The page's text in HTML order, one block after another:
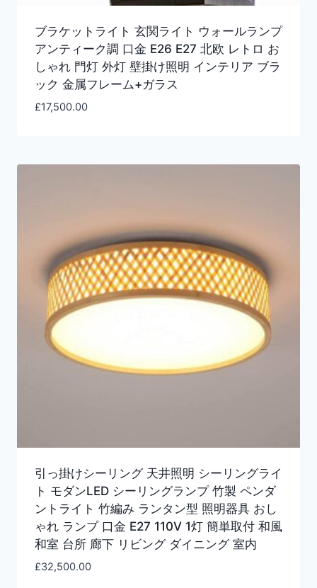
ブラケットライト 玄関ライト ウォールランプ
アンティーク調 口金 E26 E27 北欧 レトロ お
しゃれ 門灯 外灯 壁掛け照明 インテリア ブラ
ック 金属フレーム+ガラス
£17,500.00
引っ掛けシーリング 天井照明 シーリングライ
ト モダンLED シーリングランプ 竹製 ペンダ
ントライト 竹編み ランタン型 照明器具 おし
ゃれ ランプ 口金 E27 110V 1灯 簡単取付 和風
和室 台所 廊下 リビング ダイニング 室内
£32,500.00